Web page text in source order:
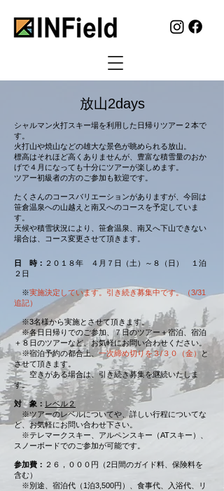
​放山2days
シャルマン火打スキー場を利用した日帰りツアー２本で
す。
火打山や焼山などの雄大な景色が眺められる放山。
標高はそれほど高くありませんが、豊富な積雪量のおか
げで４月になっても十分にツアーが楽しめます。
ツアー初級者の方のご参加も歓迎です。
たくさんのコースバリエーションがありますが、今回は
笹倉温泉への山越えと南又へのコースを予定していま
す。
天候や積雪状況により、笹倉温泉、南又へ下山できない
場合は、コース変更させて頂きます。
日 時： ２０１８年 ４月７日（土）～８（日） １泊
２日
​ ※実施決定しています。引き続き募集中です。（3/31
追記）
※3名様から実施とさせて頂きます。
※各日日帰りでのご参加、７日のツアー＋宿泊、宿泊
＋８日のツアーなど、お気軽にお問い合わせください。
※宿泊予約の都合上、一次締め切りを３/３０（金）と
させて頂きます。
空きがある場合は、引き続き募集を継続いたしま
す。
対 象：レベル２
※ツアーのレベルについてや、詳しい行程についてな
ど、お気軽にお問い合わせ下さい。
※テレマークスキー、アルペンスキー（ATスキー）、
スノーボードでのご参加が可能です。
参加費： ２６，０００円（2日間のガイド料、保険料を
含む）
※別途、宿泊代（1泊3,500円）、食事代、入浴代、リ